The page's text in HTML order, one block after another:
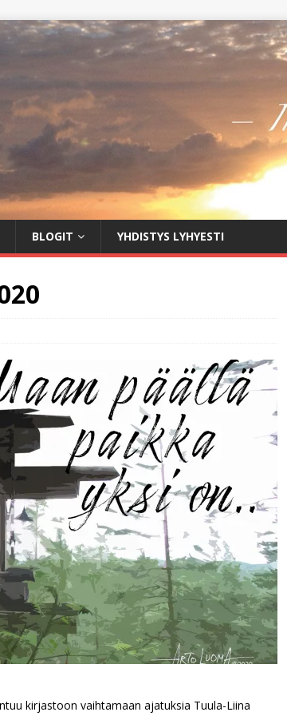
BLOGIT YHDISTYS LYHYESTI
kirjastoon vaihtamaan ajatuksia Tuula-Liina